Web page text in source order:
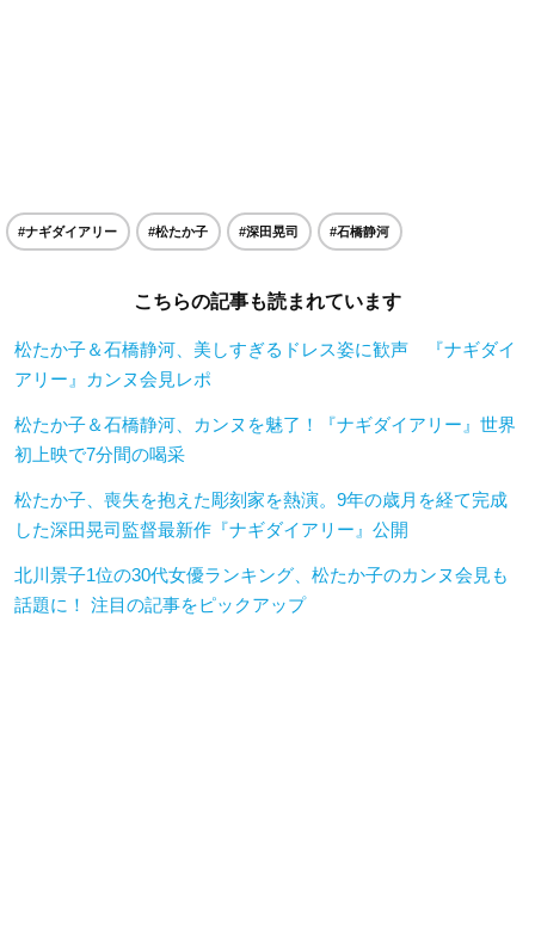
#ナギダイアリー #松たか子 #深田晃司 #石橋静河
こちらの記事も読まれています
松たか子＆石橋静河、美しすぎるドレス姿に歓声 『ナギダイ
アリー』カンヌ会見レポ
松たか子＆石橋静河、カンヌを魅了！『ナギダイアリー』世界
初上映で7分間の喝采
松たか子、喪失を抱えた彫刻家を熱演。9年の歳月を経て完成
した深田晃司監督最新作『ナギダイアリー』公開
北川景子1位の30代女優ランキング、松たか子のカンヌ会見も
話題に！ 注目の記事をピックアップ